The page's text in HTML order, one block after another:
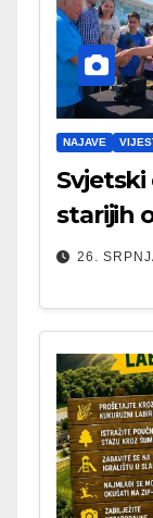
NAJAVE
starijih
26.